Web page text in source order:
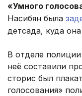
«Умного
Насибян была
детсада, куда
В отделе
неё составили
сторис был
голосования»